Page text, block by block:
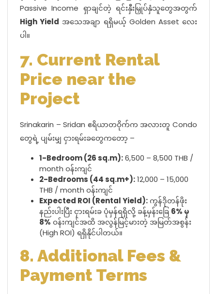
Passive Income ရှာချင်တဲ့ ရင်းနှီးမြှုပ်နှံသူတွေအတွက်
High Yield အသေအချာ ရရှိမယ့် Golden Asset လေး
ပါ။
7. Current Rental
Price near the
Project
Srinakarin – Sridan ဧရိယာတဝိုက်က အလားတူ Condo
တွေရဲ့ ပျမ်းမျှ ငှားရမ်းခတွေကတော့ –
1-Bedroom (26 sq.m):6,500 – 8,500 THB /
month ဝန်းကျင်
2-Bedrooms (44 sq.m+):12,000 – 15,000
THB / month ဝန်းကျင်
Expected ROI (Rental Yield): ကွန်ဒိုတန်ဖိုး
နည်းပါးပြီး ငှားရမ်းခ ပုံမှန်ရရှိလို့ ခန့်မှန်းခြေ 6% မှ
8% ဝန်းကျင်အထိ အလွန်မြင့်မားတဲ့ အမြတ်အစွန်း
(High ROI) ရရှိနိုင်ပါတယ်။
8. Additional Fees &
Payment Terms